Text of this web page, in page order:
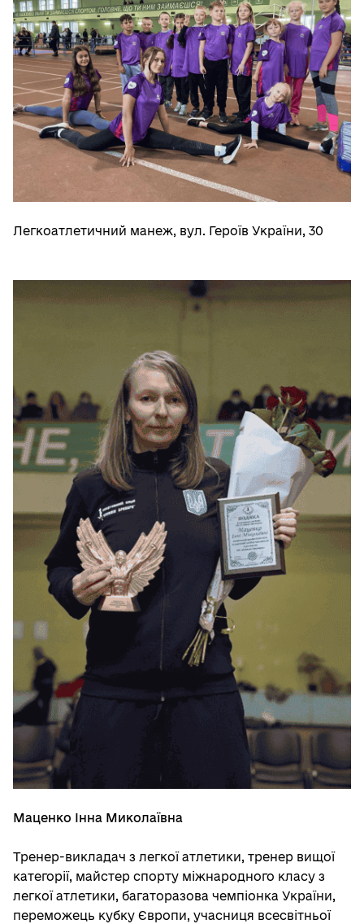
Легкоатлетичний манеж, вул. Героїв України, 30
Маценко Інна Миколаївна
Тренер-викладач з легкої атлетики, тренер вищої
категорії, майстер спорту міжнародного класу з
легкої атлетики, багаторазова чемпіонка України,
переможець кубку Європи, учасниця всесвітньої